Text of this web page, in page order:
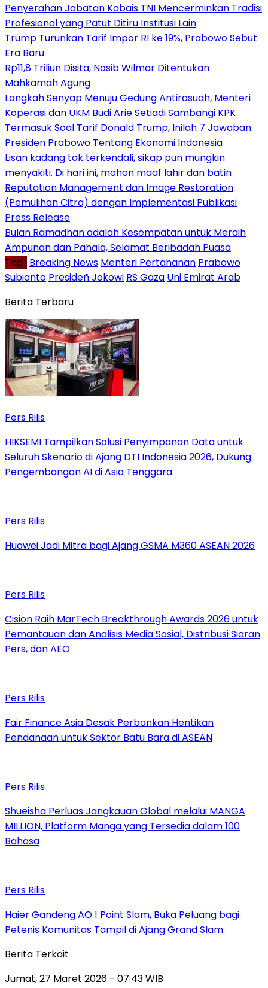
Penyerahan Jabatan Kabais TNI Mencerminkan Tradisi
Profesional yang Patut Ditiru Institusi Lain
Trump Turunkan Tarif Impor RI ke 19%, Prabowo Sebut
Era Baru
Rp11,8 Triliun Disita, Nasib Wilmar Ditentukan
Mahkamah Agung
Langkah Senyap Menuju Gedung Antirasuah, Menteri
Koperasi dan UKM Budi Arie Setiadi Sambangi KPK
Termasuk Soal Tarif Donald Trump, Inilah 7 Jawaban
Presiden Prabowo Tentang Ekonomi Indonesia
Lisan kadang tak terkendali, sikap pun mungkin
menyakiti. Di hari ini, mohon maaf lahir dan batin
Reputation Management dan Image Restoration
(Pemulihan Citra) dengan Implementasi Publikasi
Press Release
Bulan Ramadhan adalah Kesempatan untuk Meraih
Ampunan dan Pahala, Selamat Beribadah Puasa
Tag : Breaking News Menteri Pertahanan Prabowo
Subianto Presideñ Jokowi RS Gaza Uni Emirat Arab
Berita Terbaru
Pers Rilis
HIKSEMI Tampilkan Solusi Penyimpanan Data untuk
Seluruh Skenario di Ajang DTI Indonesia 2026, Dukung
Pengembangan AI di Asia Tenggara
Pers Rilis
Huawei Jadi Mitra bagi Ajang GSMA M360 ASEAN 2026
Pers Rilis
Cision Raih MarTech Breakthrough Awards 2026 untuk
Pemantauan dan Analisis Media Sosial, Distribusi Siaran
Pers, dan AEO
Pers Rilis
Fair Finance Asia Desak Perbankan Hentikan
Pendanaan untuk Sektor Batu Bara di ASEAN
Pers Rilis
Shueisha Perluas Jangkauan Global melalui MANGA
MILLION, Platform Manga yang Tersedia dalam 100
Bahasa
Pers Rilis
Haier Gandeng AO 1 Point Slam, Buka Peluang bagi
Petenis Komunitas Tampil di Ajang Grand Slam
Berita Terkait
Jumat, 27 Maret 2026 - 07:43 WIB